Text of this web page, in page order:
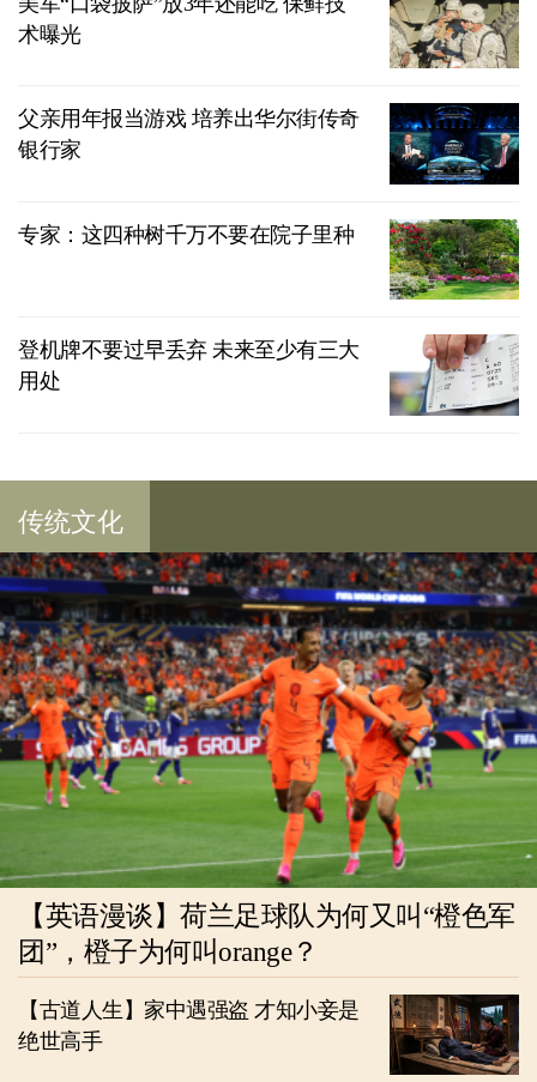
术曝光
父亲用年报当游戏 培养出华尔街传奇
银行家
专家：这四种树千万不要在院子里种
登机牌不要过早丢弃 未来至少有三大
用处
传统文化
【英语漫谈】荷兰足球队为何又叫“橙色军
团”，橙子为何叫orange？
【古道人生】家中遇强盗 才知小妾是
绝世高手